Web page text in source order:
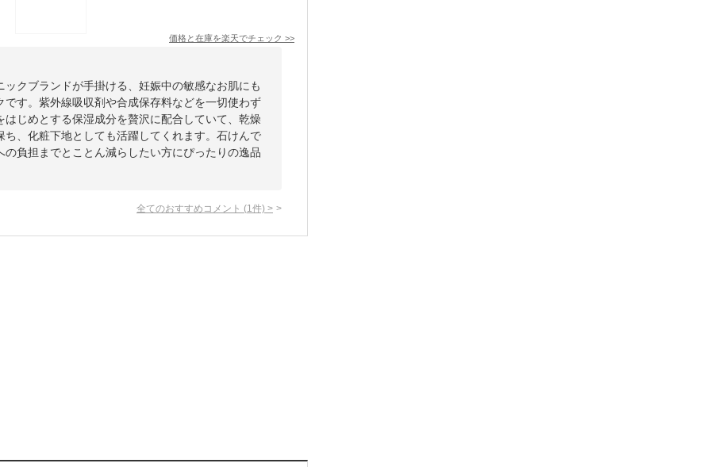
価格と在庫を楽天でチェック >>
クブランドが手掛ける、妊娠中の敏感なお肌にも
す。紫外線吸収剤や合成保存料などを一切使わず
じめとする保湿成分を贅沢に配合していて、乾燥
、化粧下地としても活躍してくれます。石けんで
負担までとことん減らしたい方にぴったりの逸品
全てのおすすめコメント (1 件) >